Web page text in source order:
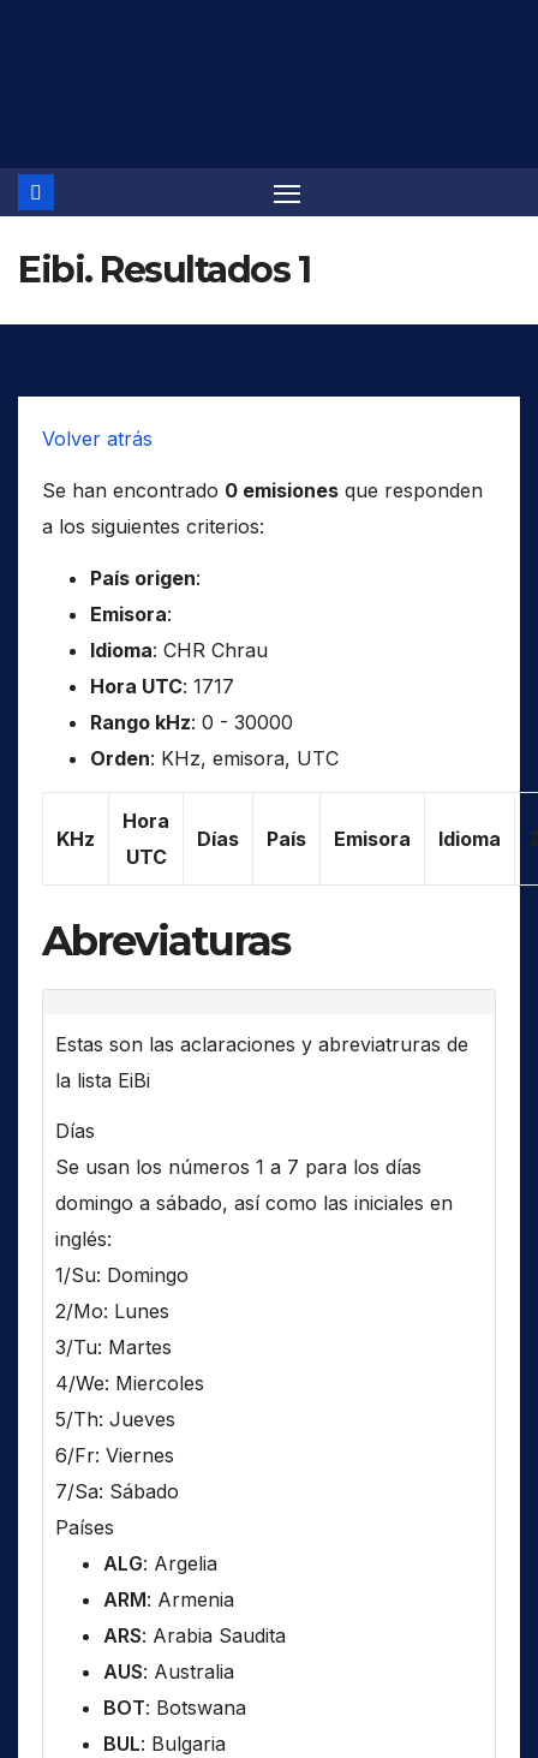
Eibi. Resultados 1
Volver atrás
Se han encontrado 0 emisiones que responden
a los siguientes criterios:
País origen:
Emisora:
Idioma: CHR Chrau
Hora UTC: 1717
Rango kHz: 0 - 30000
Orden: KHz, emisora, UTC
KHz
Hora
UTC
Días País Emisora Idioma
Abreviaturas
Estas son las aclaraciones y abreviatruras de
la lista EiBi
Días
Se usan los números 1 a 7 para los días
domingo a sábado, así como las iniciales en
inglés:
1/Su: Domingo
2/Mo: Lunes
3/Tu: Martes
4/We: Miercoles
5/Th: Jueves
6/Fr: Viernes
7/Sa: Sábado
Países
ALG: Argelia
ARM: Armenia
ARS: Arabia Saudita
AUS: Australia
BOT: Botswana
BUL: Bulgaria